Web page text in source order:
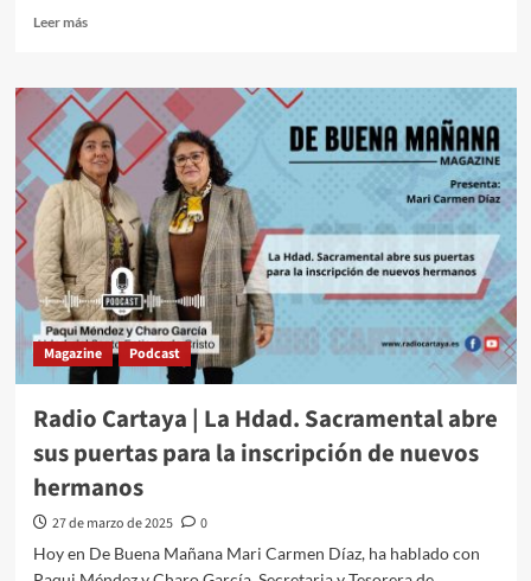
Leer más
Magazine Podcast
Radio Cartaya | La Hdad. Sacramental abre
sus puertas para la inscripción de nuevos
hermanos
27 de marzo de 2025
0
Hoy en De Buena Mañana Mari Carmen Díaz, ha hablado con